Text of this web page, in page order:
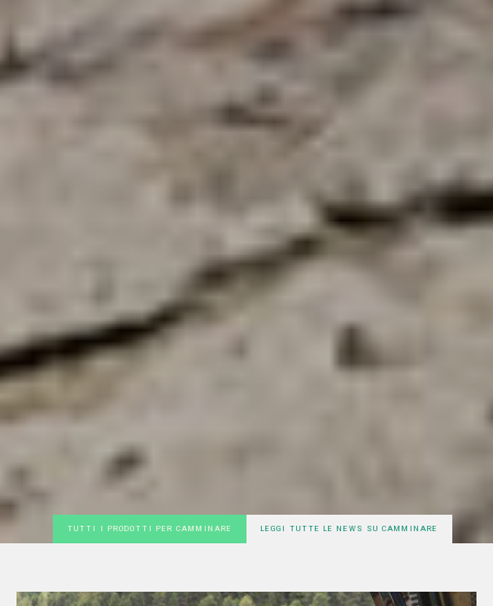
TUTTI I PRODOTTI PER CAMMINARE LEGGI TUTTE LE NEWS SU CAMMINARE